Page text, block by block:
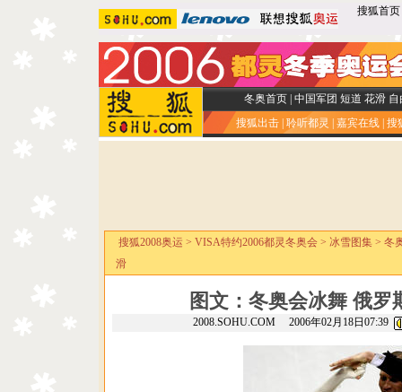
搜狐首页
冬奥首页| 中国军团 短道 花滑 自
搜狐出击 聆听都灵 嘉宾在线 搜
搜狐2008奥运 > VISA特约2006都灵冬奥会> 冰雪图集> 冬
滑
图文：冬奥会冰舞 俄罗
2008.SOHU.COM 2006年02月18日07:39